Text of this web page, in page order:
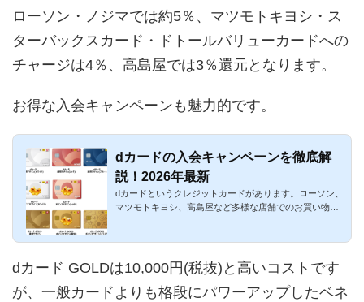
ローソン・ノジマでは約5％、マツモトキヨシ・ス
ターバックスカード・ドトールバリューカードへの
チャージは4％、高島屋では3％還元となります。
お得な入会キャンペーンも魅力的です。
dカードの入会キャンペーンを徹底解
説！2026年最新
dカードというクレジットカードがあります。ローソン、
マツモトキヨシ、高島屋など多様な店舗でのお買い物が
dカード GOLDは10,000円(税抜)と高いコストです
が、一般カードよりも格段にパワーアップしたベネ